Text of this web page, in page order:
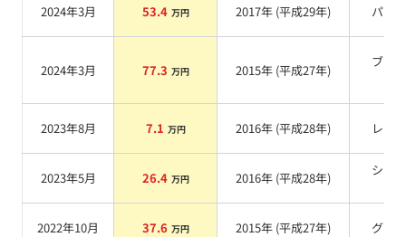
2024年3月 53.4 万円 2017年 (平成29年) パール
2024年3月 77.3 万円 2015年 (平成27年)
ブラ
2023年8月 7.1 万円 2016年 (平成28年) レッド
2023年5月 26.4 万円 2016年 (平成28年)
シル
2022年10月 37.6 万円 2015年 (平成27年) グレー